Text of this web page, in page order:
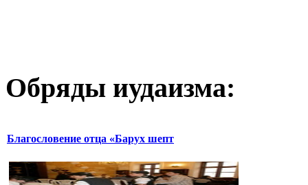
Обряды иудаизма:
Благословение отца «Барух шепт